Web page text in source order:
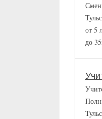
от 5
до